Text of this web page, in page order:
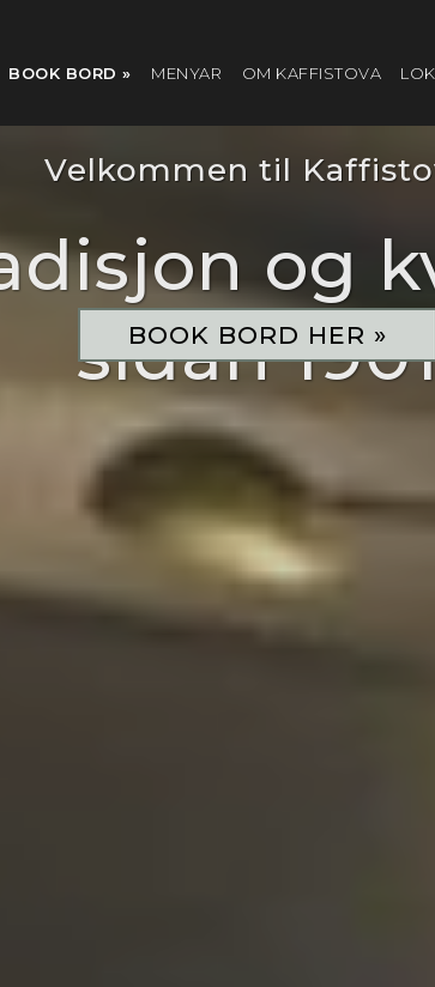
BOOK BORD » MENYAR OM KAFFISTOVA
Velkommen til
og
sidan
BOOK BORD HER »